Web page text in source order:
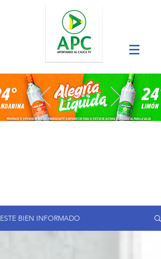
ESTE BIEN INFORMADO